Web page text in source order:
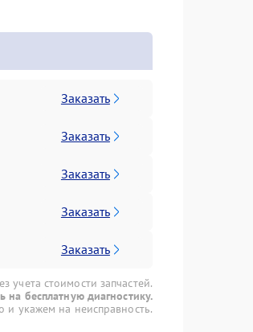
Заказать
Заказать
Заказать
Заказать
Заказать
учета стоимости запчастей.
на бесплатную диагностику.
укажем на неисправность.